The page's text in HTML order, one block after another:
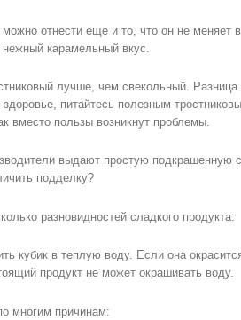
отнести еще и то, что он не меняет
карамельный вкус.
лучше, чем свекольный.
здоровье, питайтесь полезным
вместо пользы возникнут проблемы.
выдают простую подкрашенную
подделку?
разновидностей сладкого продукта:
кубик в теплую воду. Если она
продукт не может окрашивать воду.
многим причинам: